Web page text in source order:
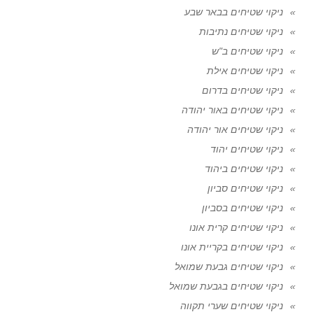
ניקוי שטיחים בבאר שבע
ניקוי שטיחים נתיבות
ניקוי שטיחים ב"ש
ניקוי שטיחים אילת
ניקוי שטיחים בדרום
ניקוי שטיחים באור יהודה
ניקוי שטיחים אור יהודה
ניקוי שטיחים יהוד
ניקוי שטיחים ביהוד
ניקוי שטיחים סביון
ניקוי שטיחים בסביון
ניקוי שטיחים קרית אונו
ניקוי שטיחים בקריית אונו
ניקוי שטיחים גבעת שמואל
ניקוי שטיחים בגבעת שמואל
ניקוי שטיחים שערי תקווה